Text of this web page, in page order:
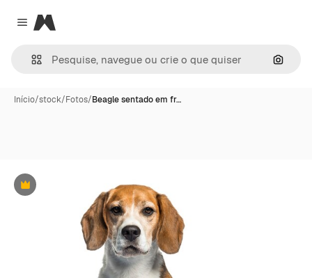
Close menu
Magnific
Início/stock/Fotos/Beagle sentado em fr…
Premium